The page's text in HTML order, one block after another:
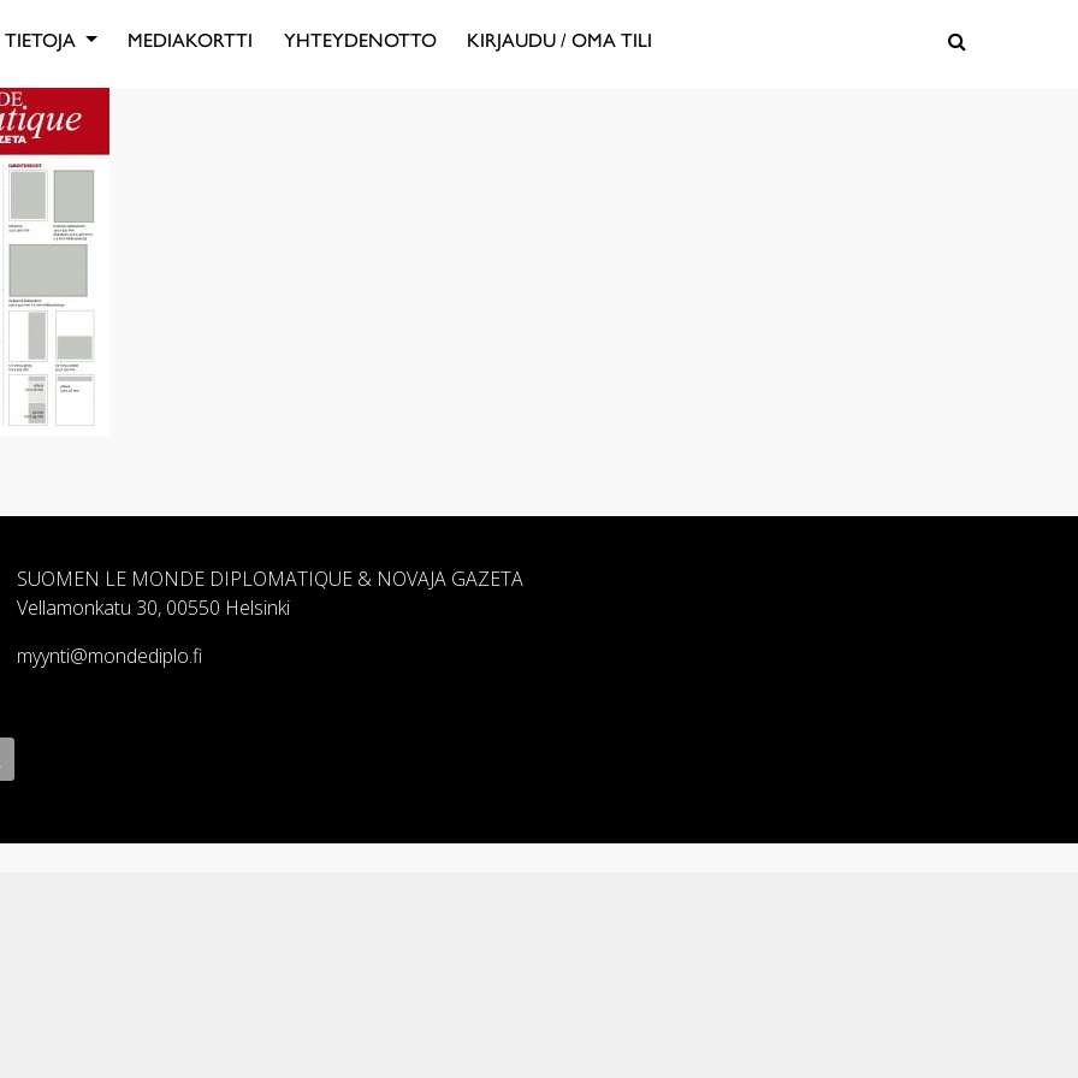
TIETOJA MEDIAKORTTI YHTEYDENOTTO KIRJAUDU / OMA TILI
SUOMEN LE MONDE DIPLOMATIQUE & NOVAJA GAZETA
Vellamonkatu 30, 00550 Helsinki
myynti@mondediplo.fi